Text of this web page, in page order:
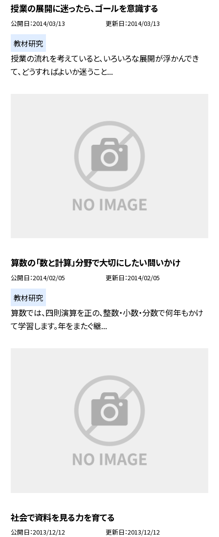
授業の展開に迷ったら、ゴールを意識する
公開日 2014/03/13 更新日 2014/03/13
教材研究
授業の流れを考えていると、いろいろな展開が浮かんでき
て、どうすればよいか迷うこと...
算数の「数と計算」分野で大切にしたい問いかけ
公開日 2014/02/05 更新日 2014/02/05
教材研究
算数では、四則演算を正の、整数・小数・分数で何年もかけ
て学習します。年をまたぐ継...
社会で資料を見る力を育てる
公開日 2013/12/12 更新日 2013/12/12